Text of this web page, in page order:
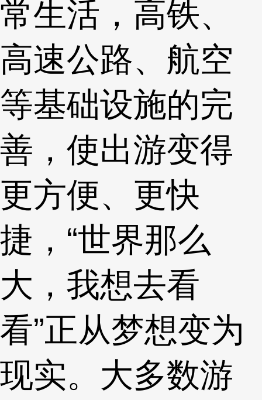
常生活，高铁、
高速公路、航空
等基础设施的完
善，使出游变得
更方便、更快
捷，“世界那么
大，我想去看
看”正从梦想变为
现实。大多数游